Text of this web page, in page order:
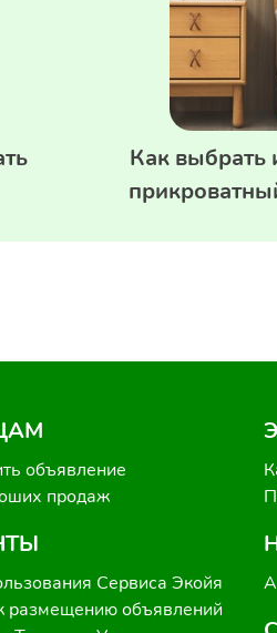
Как выбрать
объявление
продаж
Сервиса Экойя
размещению объявлений